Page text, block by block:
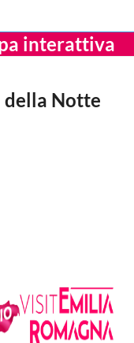
interattiva
Notte